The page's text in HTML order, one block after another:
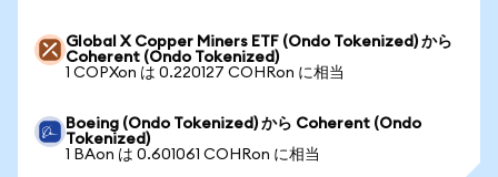
Global X Copper Miners ETF (Ondo Tokenized) から
Coherent (Ondo Tokenized)
1 COPXon は 0.220127 COHRon に相当
Boeing (Ondo Tokenized) から Coherent (Ondo
Tokenized)
1 BAon は 0.601061 COHRon に相当